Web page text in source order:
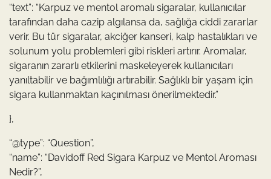
“text”: “Karpuz ve mentol aromalı sigaralar, kullanıcılar
tarafından daha cazip algılansa da, sağlığa ciddi zararlar
verir. Bu tür sigaralar, akciğer kanseri, kalp hastalıkları ve
solunum yolu problemleri gibi riskleri artırır. Aromalar,
sigaranın zararlı etkilerini maskeleyerek kullanıcıları
yanıltabilir ve bağımlılığı artırabilir. Sağlıklı bir yaşam için
sigara kullanmaktan kaçınılması önerilmektedir.”
},
“@type”: “Question”,
“name”: “Davidoff Red Sigara Karpuz ve Mentol Aroması
Nedir?”,